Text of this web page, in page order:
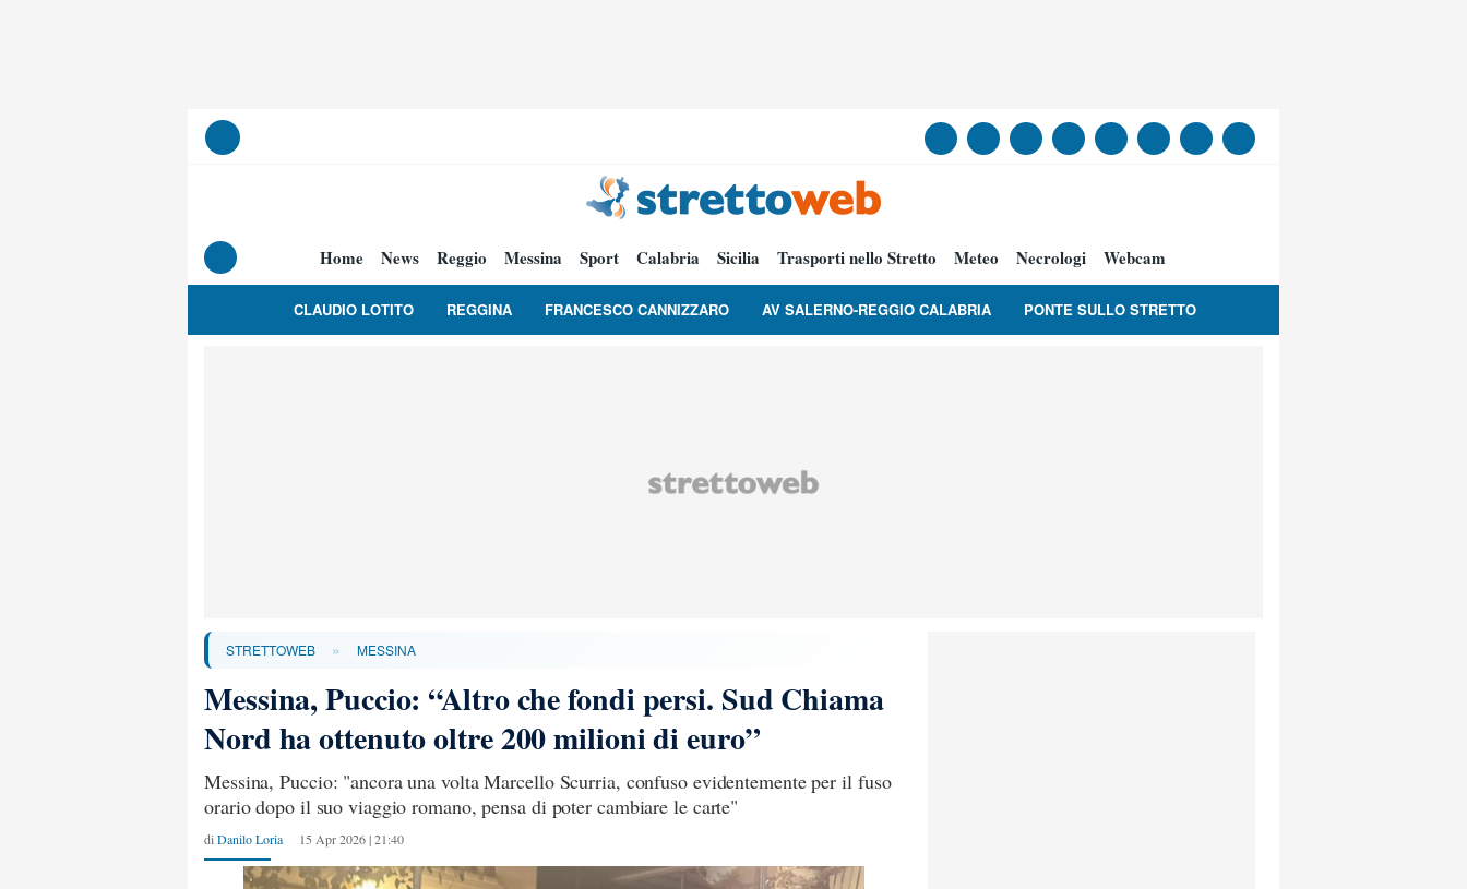
Home News Reggio Messina Sport Calabria Sicilia Trasporti nello Stretto Meteo Necrologi Webcam
CLAUDIO LOTITO REGGINA FRANCESCO CANNIZZARO AV SALERNO-REGGIO CALABRIA PONTE SULLO STRETTO
STRETTOWEB » MESSINA
Messina, Puccio: “Altro che fondi persi. Sud Chiama
Nord ha ottenuto oltre 200 milioni di euro”
Messina, Puccio: "ancora una volta Marcello Scurria, confuso evidentemente per il fuso
orario dopo il suo viaggio romano, pensa di poter cambiare le carte"
di Danilo Loria 15 Apr 2026 | 21:40